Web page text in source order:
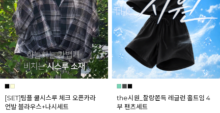
[SET]팀플 쿨시스루 체크 오픈카라
언발 블라우스+나시세트
the시원_찰랑쫀득 레글런 홀트임 4
부 팬츠세트